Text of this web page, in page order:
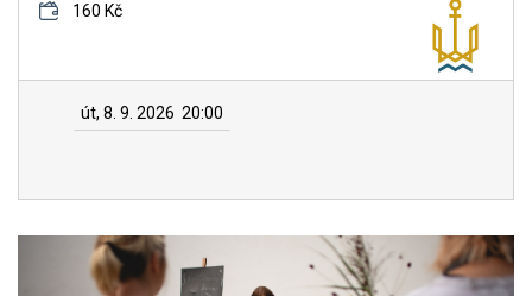
160 Kč
út, 8. 9. 2026 20:00